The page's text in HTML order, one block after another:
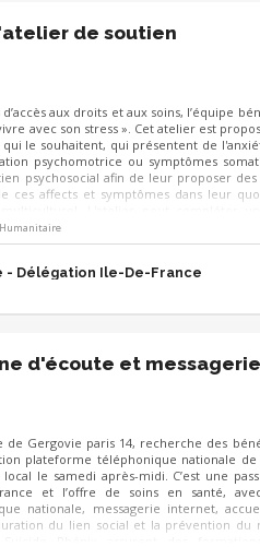
de soutien
aux droits et aux soins, l’équipe
avec son stress ». Cet atelier est
le souhaitent, qui présentent de
psychomotrice ou symptômes
psychosocial afin de leur proposer
ces affects et symptômes dans leur
étape, vers une demande
Humanitaire
- Délégation Ile-De-France
d'écoute et messagerie
de Gergovie paris 14, recherche des
plateforme téléphonique nationale de
le samedi après-midi. C’est une
et l’offre de soins en santé,
nationale, messagerie internet,
du lien social et la prévention du